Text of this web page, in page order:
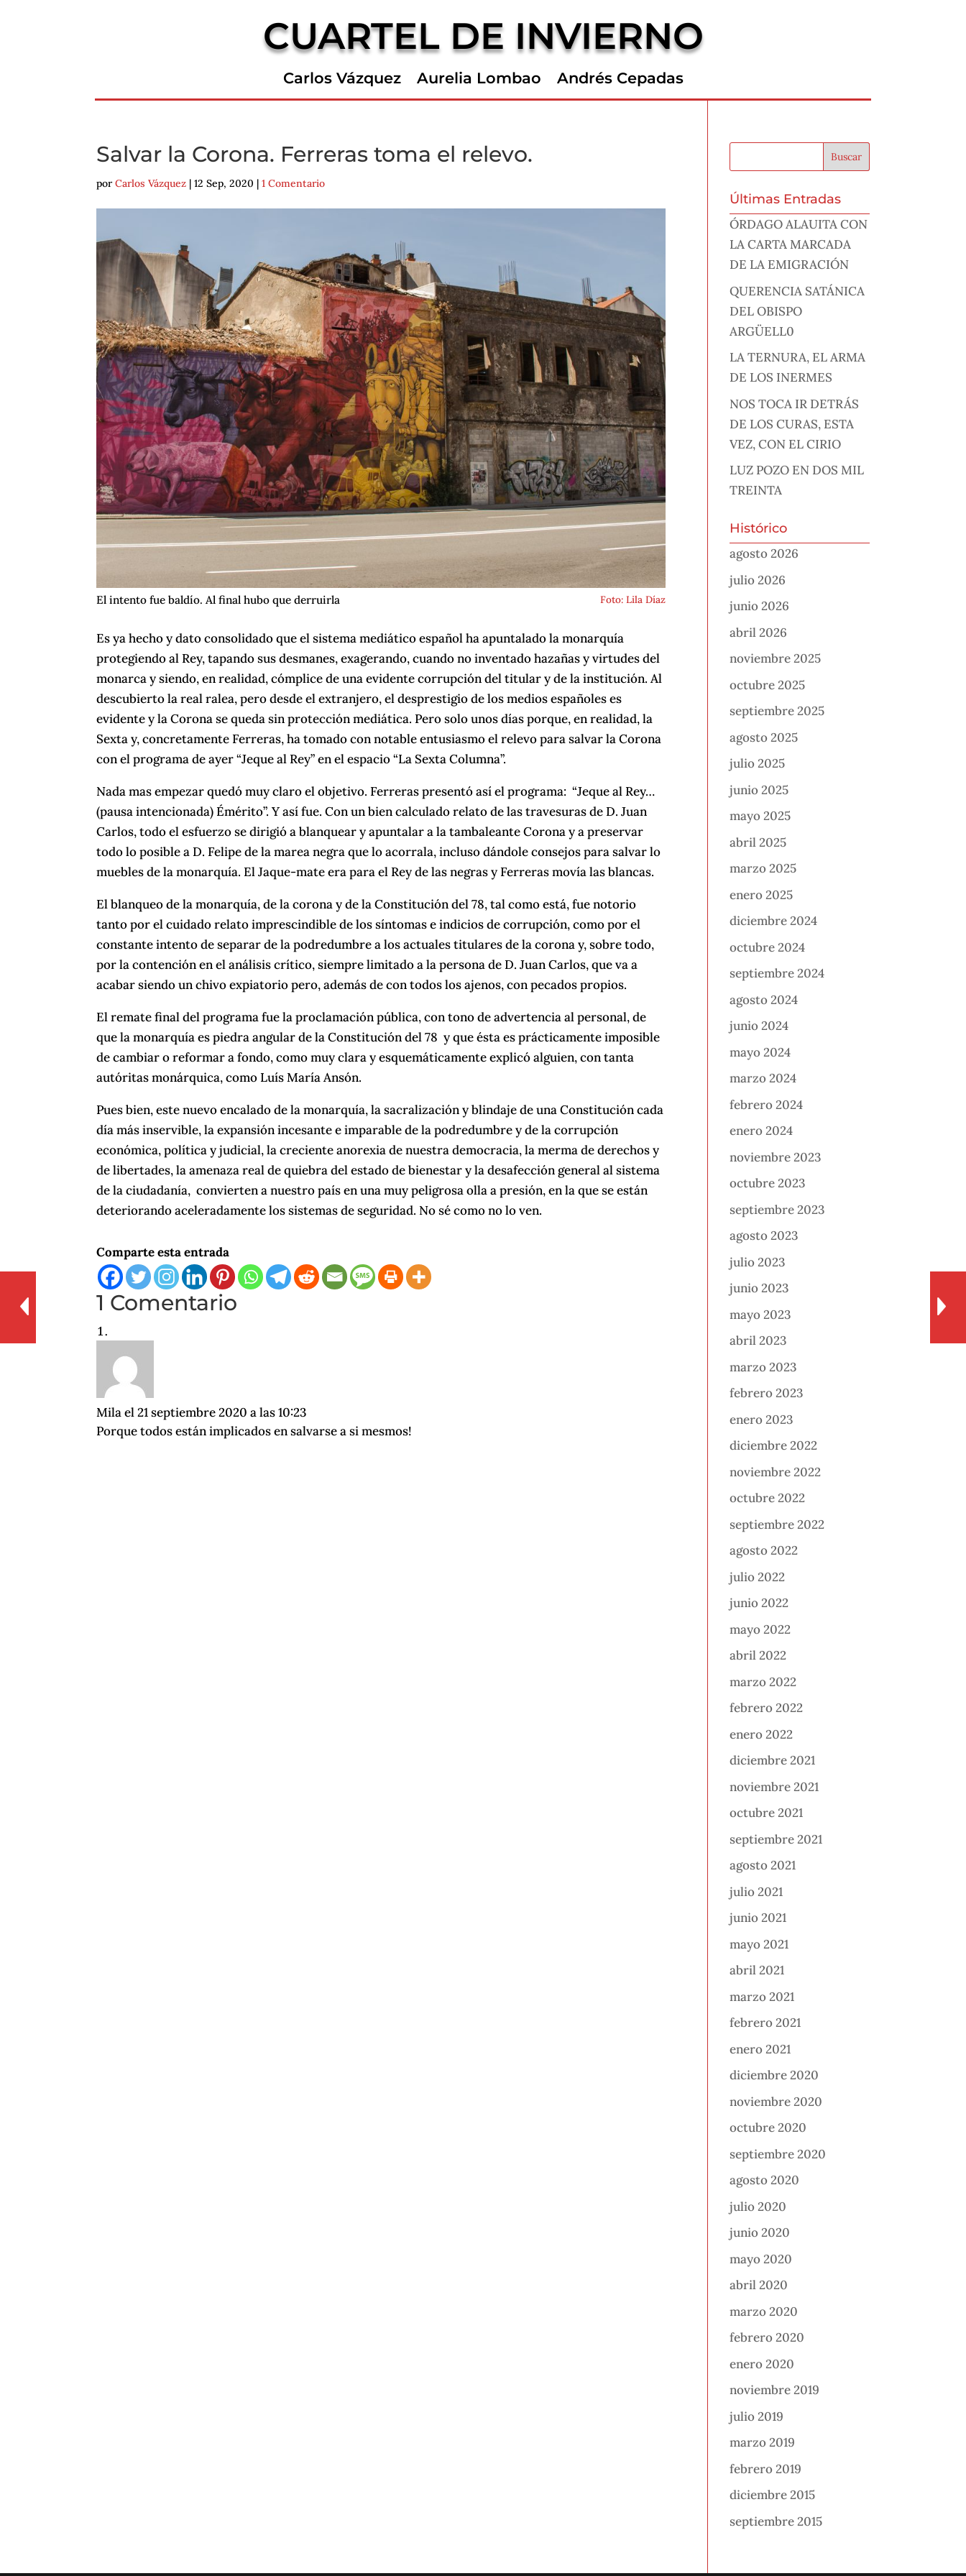
CUARTEL DE INVIERNO
Carlos Vázquez Aurelia Lombao Andrés Cepadas
Salvar la Corona. Ferreras toma el relevo.
porCarlos Vázquez |12 Sep, 2020 |1 Comentario
El intento fue baldío. Al final hubo que derruirla Foto: Lila Díaz
Es ya hecho y dato consolidado que el sistema mediático español ha apuntalado la monarquía
protegiendo al Rey, tapando sus desmanes, exagerando, cuando no inventado hazañas y virtudes del
monarca y siendo, en realidad, cómplice de una evidente corrupción del titular y de la institución. Al
descubierto la real ralea, pero desde el extranjero, el desprestigio de los medios españoles es
evidente y la Corona se queda sin protección mediática. Pero solo unos días porque, en realidad, la
Sexta y, concretamente Ferreras, ha tomado con notable entusiasmo el relevo para salvar la Corona
con el programa de ayer “Jeque al Rey” en el espacio “La Sexta Columna”.
Nada mas empezar quedó muy claro el objetivo. Ferreras presentó así el programa: “Jeque al Rey…
(pausa intencionada) Émérito”. Y así fue. Con un bien calculado relato de las travesuras de D. Juan
Carlos, todo el esfuerzo se dirigió a blanquear y apuntalar a la tambaleante Corona y a preservar
todo lo posible a D. Felipe de la marea negra que lo acorrala, incluso dándole consejos para salvar lo
muebles de la monarquía. El Jaque-mate era para el Rey de las negras y Ferreras movía las blancas.
El blanqueo de la monarquía, de la corona y de la Constitución del 78, tal como está, fue notorio
tanto por el cuidado relato imprescindible de los síntomas e indicios de corrupción, como por el
constante intento de separar de la podredumbre a los actuales titulares de la corona y, sobre todo,
por la contención en el análisis crítico, siempre limitado a la persona de D. Juan Carlos, que va a
acabar siendo un chivo expiatorio pero, además de con todos los ajenos, con pecados propios.
El remate final del programa fue la proclamación pública, con tono de advertencia al personal, de
que la monarquía es piedra angular de la Constitución del 78 y que ésta es prácticamente imposible
de cambiar o reformar a fondo, como muy clara y esquemáticamente explicó alguien, con tanta
autóritas monárquica, como Luís María Ansón.
Pues bien, este nuevo encalado de la monarquía, la sacralización y blindaje de una Constitución cada
día más inservible, la expansión incesante e imparable de la podredumbre y de la corrupción
económica, política y judicial, la creciente anorexia de nuestra democracia, la merma de derechos y
de libertades, la amenaza real de quiebra del estado de bienestar y la desafección general al sistema
de la ciudadanía, convierten a nuestro país en una muy peligrosa olla a presión, en la que se están
deteriorando aceleradamente los sistemas de seguridad. No sé como no lo ven.
Comparte esta entrada
1 Comentario
Mila el 21 septiembre 2020 a las 10:23
Porque todos están implicados en salvarse a si mesmos!
Últimas Entradas
ÓRDAGO ALAUITA CON
LA CARTA MARCADA
DE LA EMIGRACIÓN
QUERENCIA SATÁNICA
DEL OBISPO
ARGÜELL0
LA TERNURA, EL ARMA
DE LOS INERMES
NOS TOCA IR DETRÁS
DE LOS CURAS, ESTA
VEZ, CON EL CIRIO
LUZ POZO EN DOS MIL
TREINTA
Histórico
agosto 2026
julio 2026
junio 2026
abril 2026
noviembre 2025
octubre 2025
septiembre 2025
agosto 2025
julio 2025
junio 2025
mayo 2025
abril 2025
marzo 2025
enero 2025
diciembre 2024
octubre 2024
septiembre 2024
agosto 2024
junio 2024
mayo 2024
marzo 2024
febrero 2024
enero 2024
noviembre 2023
octubre 2023
septiembre 2023
agosto 2023
julio 2023
junio 2023
mayo 2023
abril 2023
marzo 2023
febrero 2023
enero 2023
diciembre 2022
noviembre 2022
octubre 2022
septiembre 2022
agosto 2022
julio 2022
junio 2022
mayo 2022
abril 2022
marzo 2022
febrero 2022
enero 2022
diciembre 2021
noviembre 2021
octubre 2021
septiembre 2021
agosto 2021
julio 2021
junio 2021
mayo 2021
abril 2021
marzo 2021
febrero 2021
enero 2021
diciembre 2020
noviembre 2020
octubre 2020
septiembre 2020
agosto 2020
julio 2020
junio 2020
mayo 2020
abril 2020
marzo 2020
febrero 2020
enero 2020
noviembre 2019
julio 2019
marzo 2019
febrero 2019
diciembre 2015
septiembre 2015